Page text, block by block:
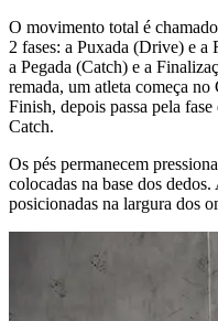
O movimento total é
2 fases: a Puxada (Drive) e a
a Pegada (Catch) e a
remada, um atleta começa
Finish, depois passa pela
Catch.
Os pés permanecem
colocadas na base dos
posicionadas na largura dos